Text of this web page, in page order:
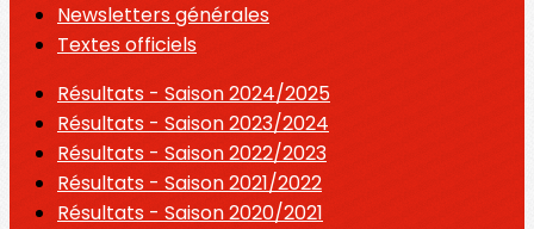
Newsletters générales
Textes officiels
Résultats - Saison 2024/2025
Résultats - Saison 2023/2024
Résultats - Saison 2022/2023
Résultats - Saison 2021/2022
Résultats - Saison 2020/2021